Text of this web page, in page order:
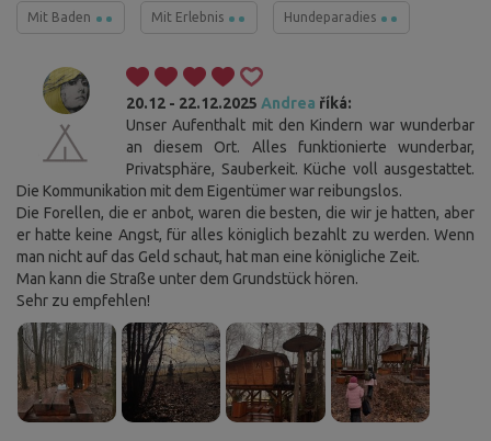
Mit Baden Mit Erlebnis Hundeparadies
20.12 - 22.12.2025 Andrea říká:
Unser Aufenthalt mit den Kindern war wunderbar
an diesem Ort. Alles funktionierte wunderbar,
Privatsphäre, Sauberkeit. Küche voll ausgestattet.
Die Kommunikation mit dem Eigentümer war reibungslos.
Die Forellen, die er anbot, waren die besten, die wir je hatten, aber
er hatte keine Angst, für alles königlich bezahlt zu werden. Wenn
man nicht auf das Geld schaut, hat man eine königliche Zeit.
Man kann die Straße unter dem Grundstück hören.
Sehr zu empfehlen!